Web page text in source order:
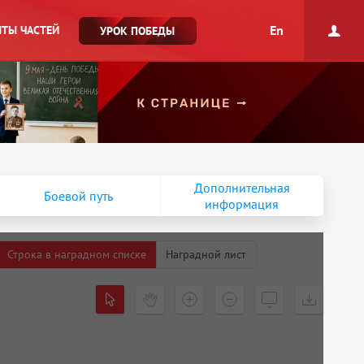
ЧАСТЕЙ УРОК ПОБЕДЫ En
Боевой путь
Дополнительная
информация
Строка в наградном списке Наградной лист